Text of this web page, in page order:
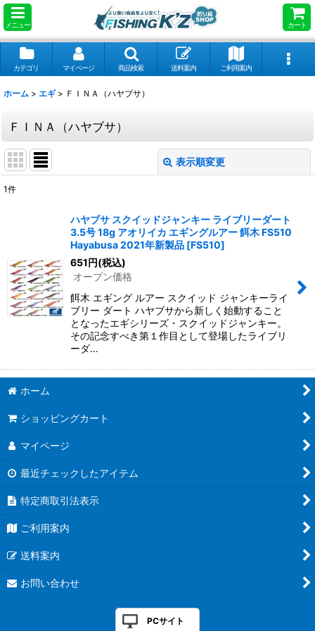
メニュー カート
カテゴリ マイページ 商品検索 送料案内 ご利用案内
ホーム > エギ > ＦＩＮＡ（ハヤブサ）
ＦＩＮＡ（ハヤブサ）
表示順変更
1件
ハヤブサ スクイッドジャンキー ライブリーダート
3.5号 18g アオリイカ エギングルアー 餌木 FS510
Hayabusa 2021年新製品 [FS510]
651円(税込)
オープン価格
餌木 エギング ルアー スクイッド ジャンキーライ
ブリー ダート ハヤブサから新しく始動すること
となったエギシリーズ・スクイッドジャンキー。
その記念すべき第１作目として登場したライブリ
ーダ…
ホーム
ショッピングカート
マイページ
最近チェックしたアイテム
特定商取引法表示
ご利用案内
送料案内
お問い合わせ
PCサイト